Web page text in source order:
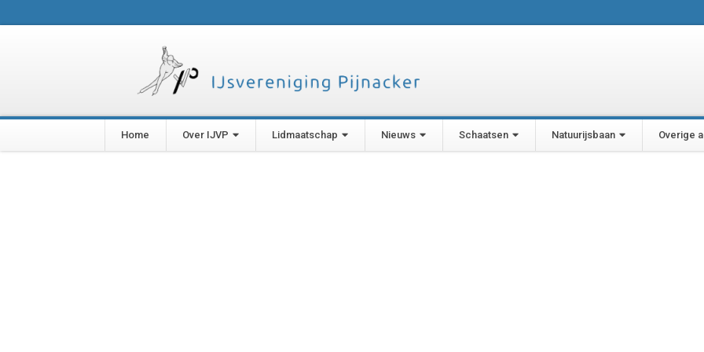
Home Over IJVP Lidmaatschap Nieuws Schaatsen Natuurijsbaan Overige